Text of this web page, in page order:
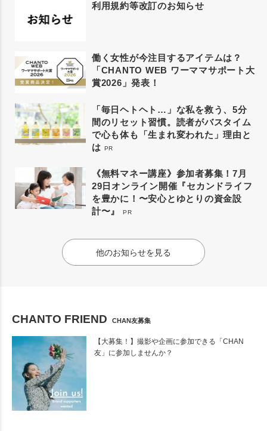
利用規約等改訂のお知らせ
働く女性が今注目するアイテムは？
「CHANTO WEB ワーママサポート大
賞2026」発表！
「毎日ヘトヘト…」な私を救う、5分
間のリセット習慣。読者がバスタイム
で心も体も「生まれ変われた」理由と
は PR
《無料マネー講座》参加者募集！7月
29日オンライン開催『セカンドライフ
を豊かに！〜安心とゆとりの資金設
計〜』
PR
他のお知らせを見る
CHANTO FRIEND CHAN友募集
【大募集！】撮影や企画に参加できる「CHAN
友」に参加しませんか？